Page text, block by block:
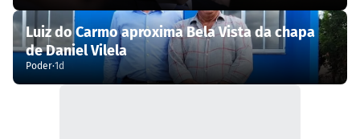
Luiz do Carmo aproxima Bela Vista da chapa
de Daniel Vilela
Poder·1d